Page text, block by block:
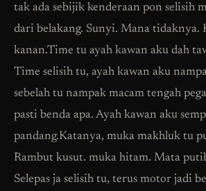
tak ada sebijik kenderaan pon selisih
dari belakang. Sunyi. Mana tidaknya.
kanan.Time tu ayah kawan aku dah
Time selisih tu, ayah kawan aku
sebelah tu nampak macam tengah
pasti benda apa. Ayah kawan aku
pandang.Katanya, muka makhluk tu
Rambut kusut. muka hitam. Mata
Selepas ja selisih tu, terus motor jadi